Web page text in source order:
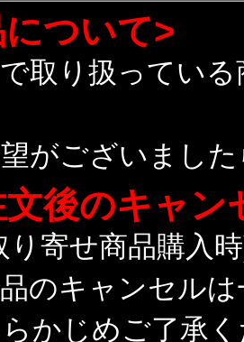
ついて>
で取り扱ってい
望がございまし
後のキャン
り寄せ商品購入
のキャンセル
かじめご了承